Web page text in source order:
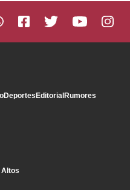
DeportesEditorialRumores
Altos